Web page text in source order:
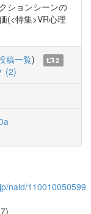
ションシーンの
(<特集>VR心理
稿一覧)
2
(2)
naid/110010050599